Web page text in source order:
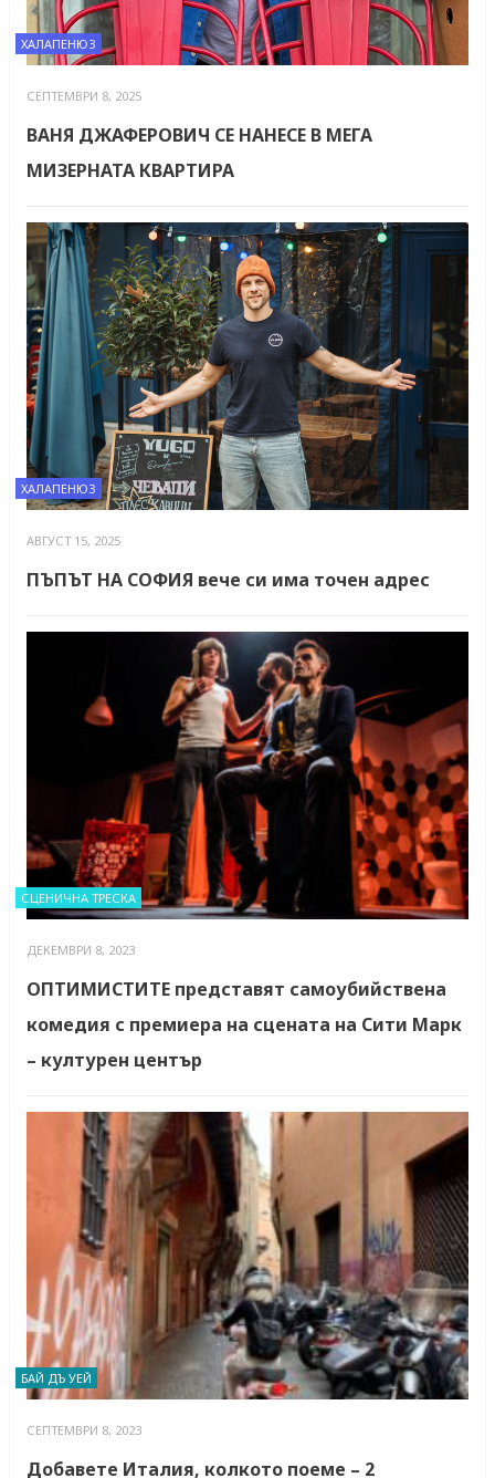
ХАЛАПЕНЮЗ
СЕПТЕМВРИ 8, 2025
ВАНЯ ДЖАФЕРОВИЧ СЕ НАНЕСЕ В МЕГА
МИЗЕРНАТА КВАРТИРА
ХАЛАПЕНЮЗ
АВГУСТ 15, 2025
ПЪПЪТ НА СОФИЯ вече си има точен адрес
СЦЕНИЧНА ТРЕСКА
ДЕКЕМВРИ 8, 2023
ОПТИМИСТИТЕ представят самоубийствена
комедия с премиера на сцената на Сити Марк
– културен център
БАЙ ДЪ УЕЙ
СЕПТЕМВРИ 8, 2023
Добавете Италия, колкото поеме – 2